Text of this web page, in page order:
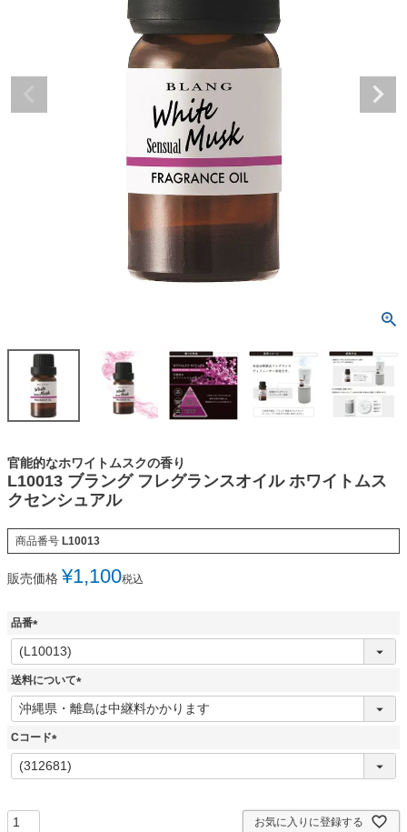
官能的なホワイトムスクの香り
L10013 ブラング フレグランスオイル ホワイトムス
クセンシュアル
商品番号 L10013
販売価格 ¥1,100税込
品番
(
必
須
送料について
(
必
Cコード
(
必
お気に入りに登録する